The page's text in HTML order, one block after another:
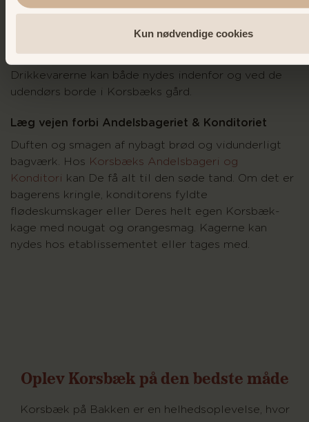
Kun nødvendige cookies
indenfor. Kig forbi Algades udendørs servering og
kaffe med tilhørende dagens kage, og hvis bølgerne
Drikkevarerne kan både nydes indenfor og ved de
udendørs borde i Korsbæks gård.
Læg vejen forbi Andelsbageriet & Konditoriet
Duften og smagen af nybagt brød og vidunderligt
bagværk. Hos Korsbæks Andelsbageri og
Konditori kan De få alt til den søde tand. Om det er
bagerens kringle, konditorens fyldte
flødeskumskager eller Deres helt egen Korsbæk-
kage med nougat og orangesmag. Kagerne kan
nydes hos etablissementet eller tages med.
Oplev Korsbæk på den bedste måde
Korsbæk på Bakken er en helhedsoplevelse, hvor